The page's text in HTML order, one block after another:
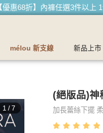
【買內衣免運費】台灣滿1200
【父親節快樂】男內褲5件
mélou 新支線 新品上市
1 /7
(絕版品)神
加長蕾絲下擺